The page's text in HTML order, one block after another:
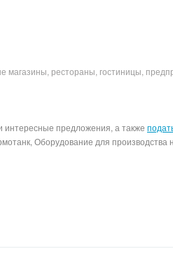
магазины, рестораны, гостиницы,
интересные предложения, а также
Оборудование для производства